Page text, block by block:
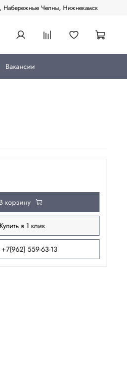
Набережные Челны, Нижнекамск
Вакансии
В корзину
Купить в 1 клик
+7(962) 559-63-13